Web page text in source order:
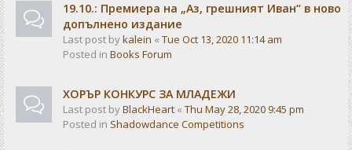
19.10.: Премиера на „Аз, грешният Иван“ в ново
допълнено издание
Last post bykalein « Tue Oct 13, 2020 11:14 am
Posted in Books Forum
ХОРЪР КОНКУРС ЗА МЛАДЕЖИ
Last post byBlackHeart « Thu May 28, 2020 9:45 pm
Posted in Shadowdance Competitions